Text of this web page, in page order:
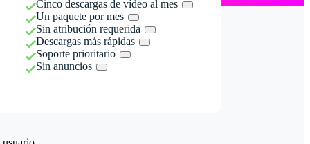
Cinco descargas de vídeo al mes
Un paquete por mes
Sin atribución requerida
Descargas más rápidas
Soporte prioritario
Sin anuncios